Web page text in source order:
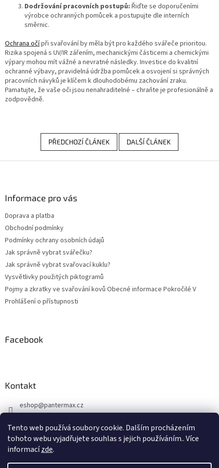
Tento web používá soubory cookie. Dalším procházením
tohoto webu vyjadřujete souhlas s jejich používáním.. Více
informacízde.
Dodržování pracovních postupů: Řiďte se doporučeními
výrobce ochranných pomůcek a postupujte dle interních
směrnic.
Ochrana očípři svařování by měla být pro každého svářeče prioritou.
Rizika spojená s UV/IR zářením, mechanickými částicemi a chemickými
výpary mohou mít vážné a nevratné následky. Investice do kvalitní
ochranné výbavy, pravidelná údržba pomůcek a osvojení si správných
pracovních návyků je klíčem k dlouhodobému zachování zraku.
Pamatujte, že vaše oči jsou nenahraditelné – chraňte je profesionálně a
zodpovědně.
PŘEDCHOZÍ ČLÁNEK DALŠÍ ČLÁNEK
Informace pro vás
Doprava a platba
Obchodní podmínky
Podmínky ochrany osobních údajů
Jak správně vybrat svářečku?
Jak správně vybrat svařovací kuklu?
Vysvětlivky použitých piktogramů
Pojmy a zkratky ve svařování kovů Obecné informace Pokročilé V
Prohlášení o přístupnosti
Facebook
Kontakt
eshop@pantermax.cz
https://www.facebook.com/pantermax.cz